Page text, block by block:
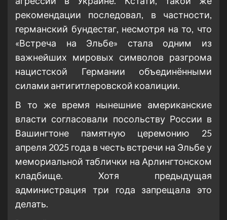
рекомендации последовал, в частности,
германский бундестаг, несмотря на то, что
«Встреча на Эльбе» стала одним из
важнейших мировых символов разгрома
нацистской Германии объединёнными
силами антигитлеровской коалиции.
В то же время нынешние американские
власти согласовали посольству России в
Вашингтоне памятную церемонию 25
апреля 2025 года в честь встречи на Эльбе у
мемориальной таблички на Арлингтонском
кладбище. Хотя предыдущая
администрация три года запрещала это
делать.